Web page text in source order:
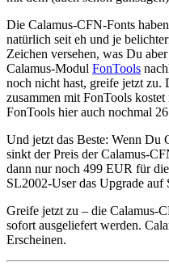
Die Calamus-CFN-Fonts
natürlich seit eh und je
Zeichen versehen, was Du
Calamus-Modul FonTools
noch nicht hast, greife jetzt
zusammen mit FonTools
FonTools hier auch nochmal
Und jetzt das Beste: Wenn Du
sinkt der Preis der Calamus-
dann nur noch 499 EUR für
SL2002-User das Upgrade auf
Greife jetzt zu – die Calamus-
sofort ausgeliefert werden.
Erscheinen.